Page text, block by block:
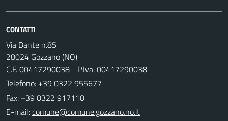
CONTATTI
Via Dante n.85
28024 Gozzano (NO)
C.F. 00417290038 - P.Iva: 00417290038
Telefono: +39 0322 955677
Fax: +39 0322 917110
E-mail: